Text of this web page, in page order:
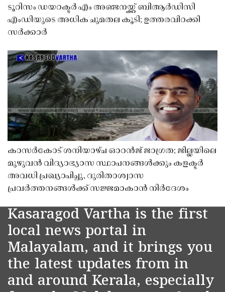
ടൂറിസം ഡയറക്ടർ എം അഞ്ജനയ്ക്ക് ബിആർഡിസി
എംഡിയുടെ അധിക ചുമതല കൂടി; ഉത്തരവിറക്കി
സർക്കാർ
കാസർകോട് ശനിയാഴ്ച ഓറൻജ് ജാഗ്രത; ജില്ലയിലെ
മുഴുവൻ വിദ്യാഭ്യാസ സ്ഥാപനങ്ങൾക്കും കളക്ടർ
അവധി പ്രഖ്യാപിച്ചു, ദുരിതാശ്വാസ
പ്രവർത്തനങ്ങൾക്ക് സജ്ജമാകാൻ നിർദേശം
Kasaragod Vartha is the first
local news portal in
Malayalam, and it brings you
the latest updates from in
and around Kerala, especially